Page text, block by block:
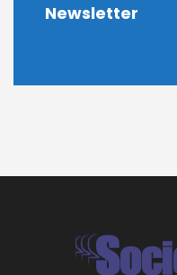
Newsletter